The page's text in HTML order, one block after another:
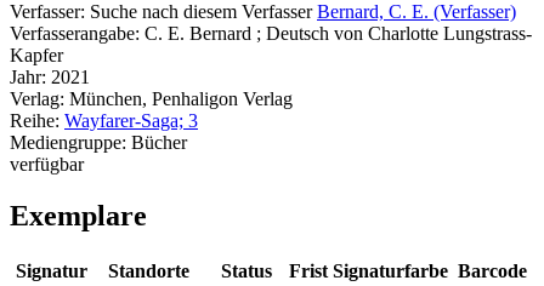
Verfasser: Suche nach diesem Verfasser Bernard, C. E. (Verfasser)
Verfasserangabe: C. E. Bernard ; Deutsch von Charlotte Lungstrass-
Kapfer
Jahr: 2021
Verlag: München, Penhaligon Verlag
Reihe: Wayfarer-Saga; 3
Mediengruppe: Bücher
verfügbar
Exemplare
Signatur Standorte Status Frist Signaturfarbe Barcode